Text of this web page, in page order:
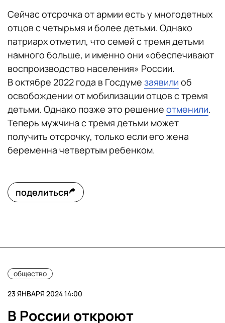
Сейчас отсрочка от армии есть у многодетных
отцов с четырьмя и более детьми. Однако
патриарх отметил, что семей с тремя детьми
намного больше, и именно они «обеспечивают
воспроизводство населения» России.
В октябре 2022 года в Госдуме заявили об
освобождении от мобилизации отцов с тремя
детьми. Однако позже это решение отменили.
Теперь мужчина с тремя детьми может
получить отсрочку, только если его жена
беременна четвертым ребенком.
поделиться
общество
23 ЯНВАРЯ 2024 14:00
В России откроют